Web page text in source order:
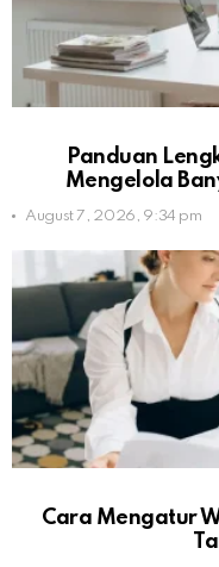
Panduan
Mengelola
August 7, 2026, 9:34 pm
Cara Mengatur